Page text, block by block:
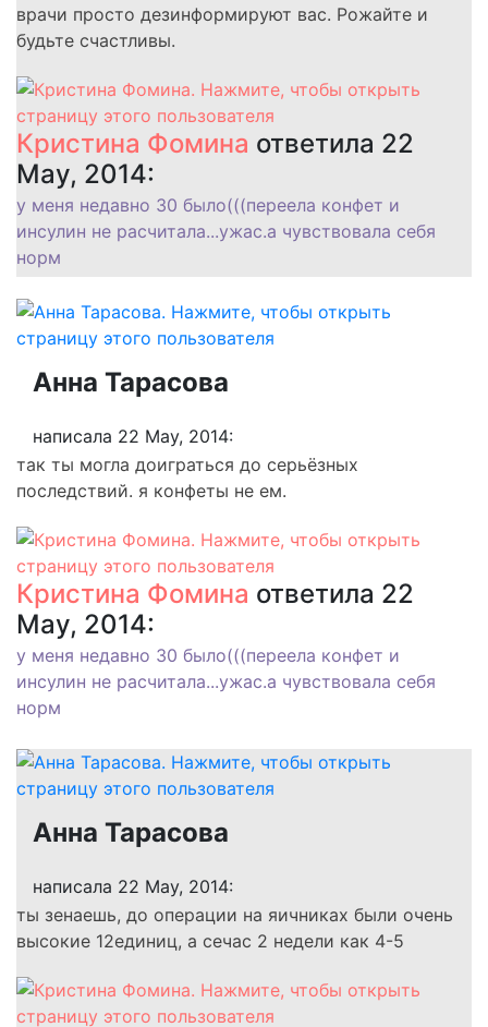
врачи просто дезинформируют вас. Рожайте и
будьте счастливы.
Кристина Фомина ответила 22
May, 2014:
у меня недавно 30 было(((переела конфет и
инсулин не расчитала...ужас.а чувствовала себя
норм
Анна Тарасова
написала 22 May, 2014:
так ты могла доиграться до серьёзных
последствий. я конфеты не ем.
Кристина Фомина ответила 22
May, 2014:
у меня недавно 30 было(((переела конфет и
инсулин не расчитала...ужас.а чувствовала себя
норм
Анна Тарасова
написала 22 May, 2014:
ты зенаешь, до операции на яичниках были очень
высокие 12единиц, а сечас 2 недели как 4-5